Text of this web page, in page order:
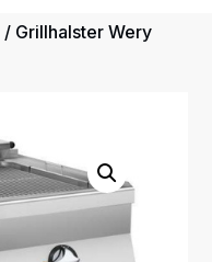
/ Grillhalster Wery